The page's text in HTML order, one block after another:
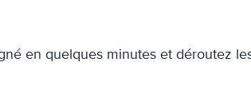
en quelques minutes et déroutez